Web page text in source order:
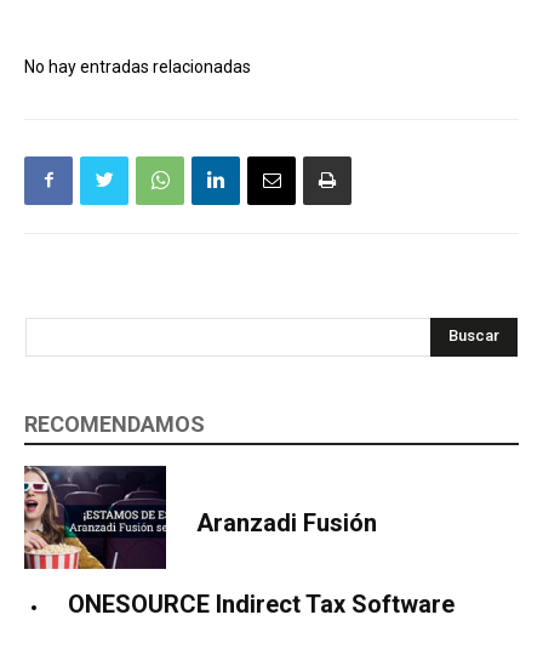
No hay entradas relacionadas
Buscar
RECOMENDAMOS
Aranzadi Fusión
ONESOURCE Indirect Tax Software